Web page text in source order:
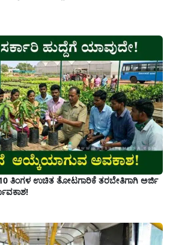
ತಿಂಗಳ ಉಚಿತ ತೋಟಗಾರಿಕೆ ತರಬೇತಿಗಾಗಿ ಅರ್ಜಿ